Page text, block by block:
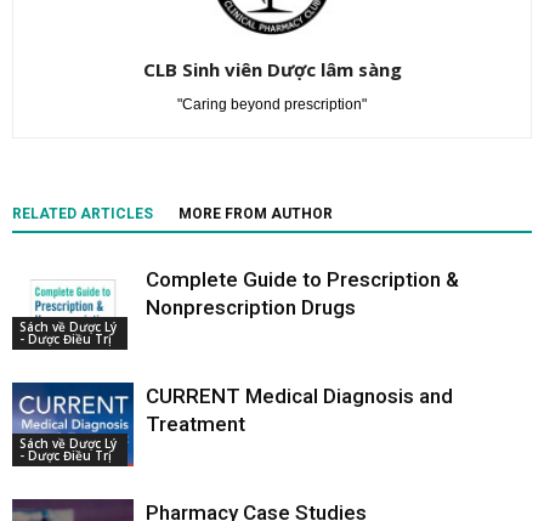
CLB Sinh viên Dược lâm sàng
"Caring beyond prescription"
RELATED ARTICLES MORE FROM AUTHOR
Sách về Dược Lý
- Dược Điều Trị
Complete Guide to Prescription &
Nonprescription Drugs
Sách về Dược Lý
- Dược Điều Trị
CURRENT Medical Diagnosis and
Treatment
Pharmacy Case Studies